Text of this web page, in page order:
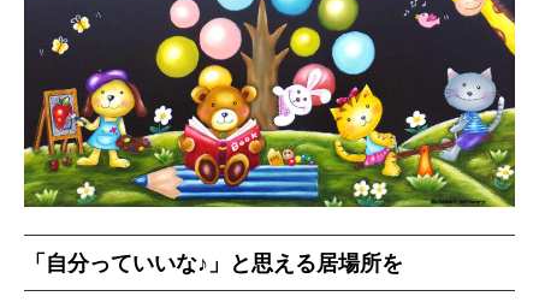
「自分っていいな♪」と思える居場所を